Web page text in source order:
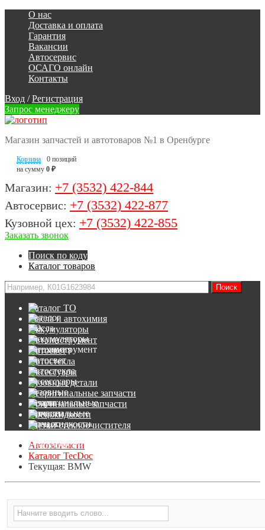
О нас
Доставка и оплата
Гарантия
Вакансии
Автосервис
ОСАГО онлайн
Контакты
Вход / Регистрация
Запрос менеджеру
Магазин запчастей и автотоваров №1 в Оренбурге
Корзина
0 позиций
на сумму 0 ₽
Магазин: +7 (3532) 422-844
Автосервис: +7 (3532) 422-877
Кузовной цех: +7 (3532) 422-855
Заказать звонок
Поиск по коду
Каталог товаров
Каталог ТО
Масла и автохимия
Аккумуляторы
Автоинструмент
Автосвет
Автостекла
Аксессуары
Кузовные детали
Неоригинальные запчасти
Оригинальные запчасти
Спец.жидкости
Щетки стеклоочистителя
Автозапчасти
Каталог TecDoc
Текущая: BMW